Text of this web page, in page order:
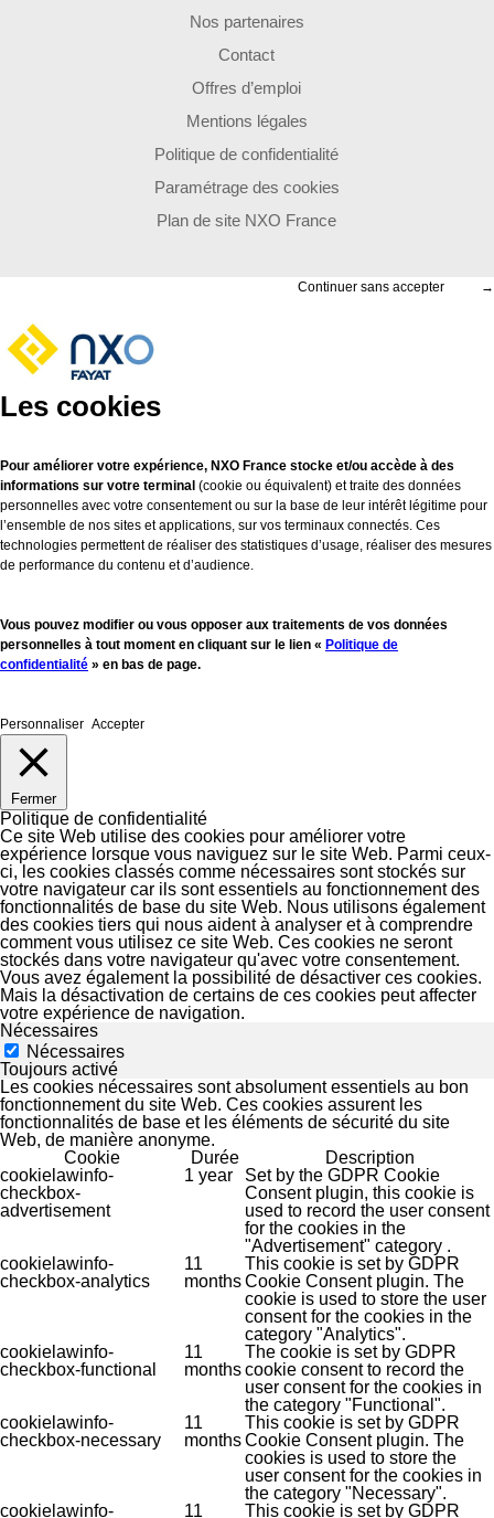
Nos partenaires
Contact
Offres d’emploi
Mentions légales
Politique de confidentialité
Paramétrage des cookies
Plan de site NXO France
Continuer sans accepter →
Les cookies
Pour améliorer votre expérience, NXO France stocke et/ou accède à des
informations sur votre terminal (cookie ou équivalent) et traite des données
personnelles avec votre consentement ou sur la base de leur intérêt légitime pour
l’ensemble de nos sites et applications, sur vos terminaux connectés. Ces
technologies permettent de réaliser des statistiques d’usage, réaliser des mesures
de performance du contenu et d’audience.
Vous pouvez modifier ou vous opposer aux traitements de vos données
personnelles à tout moment en cliquant sur le lien « Politique de
confidentialité » en bas de page.
Personnaliser Accepter
Fermer
Politique de confidentialité
Ce site Web utilise des cookies pour améliorer votre
expérience lorsque vous naviguez sur le site Web. Parmi ceux-
ci, les cookies classés comme nécessaires sont stockés sur
votre navigateur car ils sont essentiels au fonctionnement des
fonctionnalités de base du site Web. Nous utilisons également
des cookies tiers qui nous aident à analyser et à comprendre
comment vous utilisez ce site Web. Ces cookies ne seront
stockés dans votre navigateur qu'avec votre consentement.
Vous avez également la possibilité de désactiver ces cookies.
Mais la désactivation de certains de ces cookies peut affecter
votre expérience de navigation.
Nécessaires
Nécessaires
Toujours activé
Les cookies nécessaires sont absolument essentiels au bon
fonctionnement du site Web. Ces cookies assurent les
fonctionnalités de base et les éléments de sécurité du site
Web, de manière anonyme.
Cookie
Durée
Description
cookielawinfo-
checkbox-
advertisement
1 year
Set by the GDPR Cookie
Consent plugin, this cookie is
used to record the user consent
for the cookies in the
"Advertisement" category .
cookielawinfo-
checkbox-analytics
11
months
This cookie is set by GDPR
Cookie Consent plugin. The
cookie is used to store the user
consent for the cookies in the
category "Analytics".
cookielawinfo-
checkbox-functional
11
months
The cookie is set by GDPR
cookie consent to record the
user consent for the cookies in
the category "Functional".
cookielawinfo-
checkbox-necessary
11
months
This cookie is set by GDPR
Cookie Consent plugin. The
cookies is used to store the
user consent for the cookies in
the category "Necessary".
cookielawinfo-
11 This cookie is set by GDPR